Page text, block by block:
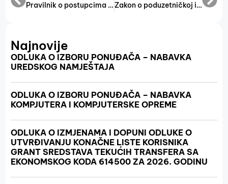
Pravilnik o postupcima u provođenju programa razvoja male privrede Zakon o poduzetničkoj infrastrukturi u Federaciji Bosne i Hercegovine
Najnovije
ODLUKA O IZBORU PONUĐAČA – NABAVKA
UREDSKOG NAMJEŠTAJA
ODLUKA O IZBORU PONUĐAČA – NABAVKA
KOMPJUTERA I KOMPJUTERSKE OPREME
ODLUKA O IZMJENAMA I DOPUNI ODLUKE O
UTVRĐIVANJU KONAČNE LISTE KORISNIKA
GRANT SREDSTAVA TEKUĆIH TRANSFERA SA
EKONOMSKOG KODA 614500 ZA 2026. GODINU